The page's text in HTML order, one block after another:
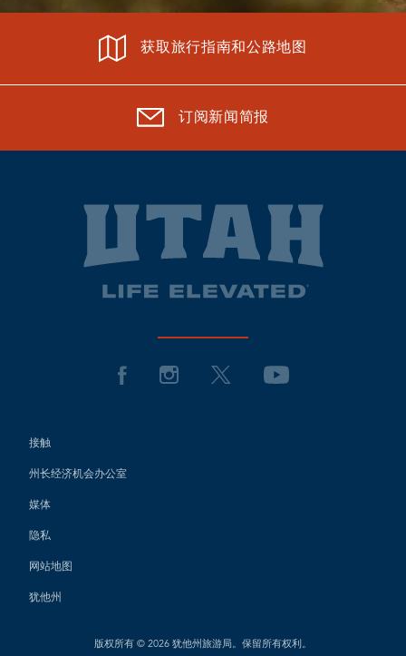
获取旅行指南和公路地图
订阅新闻简报
接触
州长经济机会办公室
媒体
隐私
网站地图
犹他州
版权所有 © 2026 犹他州旅游局。保留所有权利。